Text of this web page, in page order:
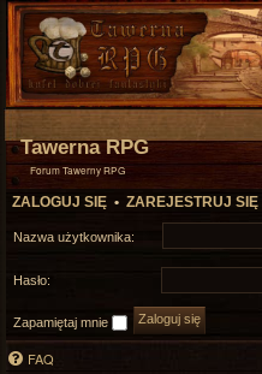
Tawerna RPG
Forum Tawerny RPG
ZALOGUJ SIĘ • ZAREJESTRUJ SIĘ
Nazwa użytkownika:
Hasło:
Zapamiętaj mnie
FAQ